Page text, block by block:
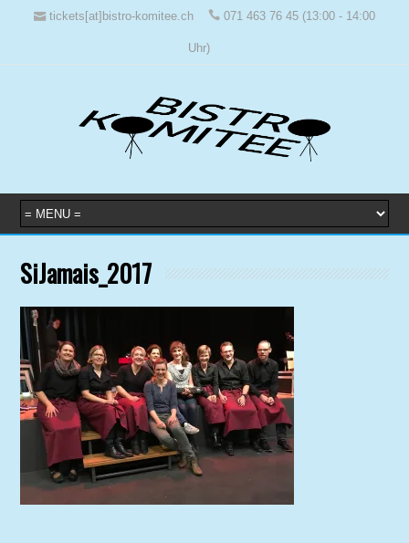
tickets[at]bistro-komitee.ch 071 463 76 45 (13:00 - 14:00
Uhr)
SiJamais_2017